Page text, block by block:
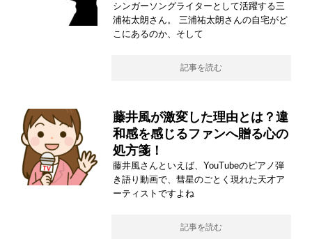
シンガーソングライターとして活躍する三
浦祐太朗さん。 三浦祐太朗さんの自宅がど
こにあるのか、そして
記事を読む
藤井風が激変した理由とは？違
和感を感じるファンへ贈る心の
処方箋！
藤井風さんといえば、YouTubeのピアノ弾
き語り動画で、彗星のごとく現れた天才ア
ーティストですよね
記事を読む